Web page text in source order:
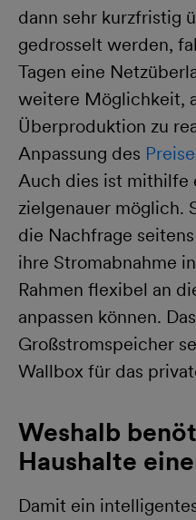
dann sehr kurzfristig
gedrosselt werden,
Tagen eine
weitere Möglichkeit,
Überproduktion zu
Anpassung des
Auch dies ist mithilfe
zielgenauer möglich.
die Nachfrage
ihre Stromabnahme
Rahmen flexibel an
anpassen können.
Großstromspeicher
Wallbox für das
Weshalb
Haushalte
Damit ein